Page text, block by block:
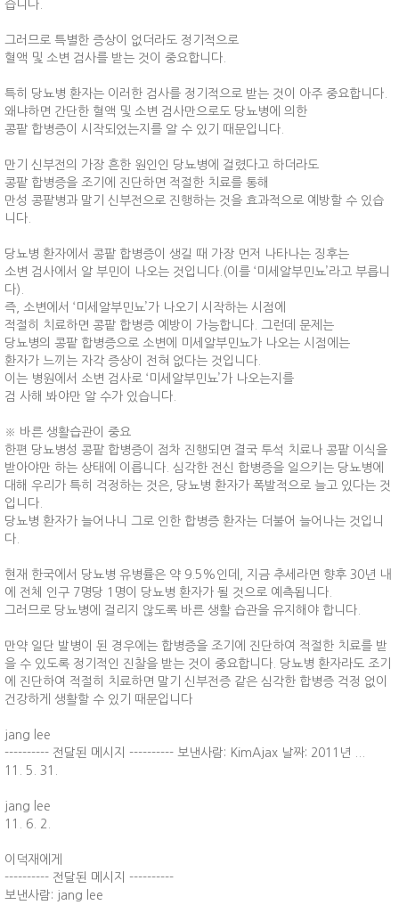
습니다.
그러므로 특별한 증상이 없더라도 정기적으로
혈액 및 소변 검사를 받는 것이 중요합니다.
특히 당뇨병 환자는 이러한 검사를 정기적으로 받는 것이 아주 중요합니다.
왜냐하면 간단한 혈액 및 소변 검사만으로도 당뇨병에 의한
콩팥 합병증이 시작되었는지를 알 수 있기 때문입니다.
만기 신부전의 가장 흔한 원인인 당뇨병에 걸렸다고 하더라도
콩팥 합병증을 조기에 진단하면 적절한 치료를 통해
만성 콩팥병과 말기 신부전으로 진행하는 것을 효과적으로 예방할 수 있습
니다.
당뇨병 환자에서 콩팥 합병증이 생길 때 가장 먼저 나타나는 징후는
소변 검사에서 알 부민이 나오는 것입니다.(이를 ‘미세알부민뇨’라고 부릅니
다).
즉, 소변에서 ‘미세알부민뇨’가 나오기 시작하는 시점에
적절히 치료하면 콩팥 합병증 예방이 가능합니다. 그런데 문제는
당뇨병의 콩팥 합병증으로 소변에 미세알부민뇨가 나오는 시점에는
환자가 느끼는 자각 증상이 전혀 없다는 것입니다.
이는 병원에서 소변 검사로 ‘미세알부민뇨’가 나오는지를
검 사해 봐야만 알 수가 있습니다.
※ 바른 생활습관이 중요
한편 당뇨병성 콩팥 합병증이 점차 진행되면 결국 투석 치료나 콩팥 이식을
받아야만 하는 상태에 이릅니다. 심각한 전신 합병증을 일으키는 당뇨병에
대해 우리가 특히 걱정하는 것은, 당뇨병 환자가 폭발적으로 늘고 있다는 것
입니다.
당뇨병 환자가 늘어나니 그로 인한 합병증 환자는 더불어 늘어나는 것입니
다.
현재 한국에서 당뇨병 유병률은 약 9.5%인데, 지금 추세라면 향후 30년 내
에 전체 인구 7명당 1명이 당뇨병 환자가 될 것으로 예측됩니다.
그러므로 당뇨병에 걸리지 않도록 바른 생활 습관을 유지해야 합니다.
만약 일단 발병이 된 경우에는 합병증을 조기에 진단하여 적절한 치료를 받
을 수 있도록 정기적인 진찰을 받는 것이 중요합니다. 당뇨병 환자라도 조기
에 진단하여 적절히 치료하면 말기 신부전증 같은 심각한 합병증 걱정 없이
건강하게 생활할 수 있기 때문입니다
jang lee
---------- 전달된 메시지 ---------- 보낸사람: KimAjax 날짜: 2011년 ...
11. 5. 31.
jang lee
11. 6. 2.
이덕재에게
---------- 전달된 메시지 ----------
보낸사람: jang lee